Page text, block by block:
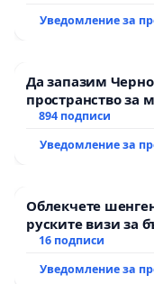
Уведомление за
Да запазим
пространство за
894 подписи
Уведомление за
Облекчете
руските визи за
16 подписи
Уведомление за